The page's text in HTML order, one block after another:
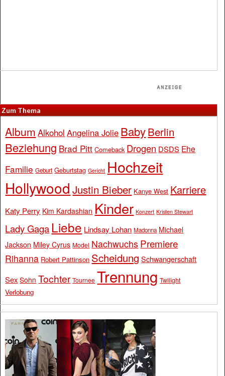
Zum Thema
Album Alkohol Angelina Jolie BabyBerlin
Beziehung Brad Pitt Comeback Drogen DSDS Ehe
Familie Geburt Geburtstag Gericht Hochzeit
Hollywood Justin Bieber Kanye West Karriere
Katy Perry Kim Kardashian Kinder Konzert Kristen Stewart
Lady Gaga Liebe Lindsay Lohan Madonna Michael
Jackson Miley Cyrus Model Nachwuchs Premiere
Rihanna Robert Pattinson Scheidung Schwangerschaft
Sex Sohn Tochter Tournee Trennung Twilight
Verlobung